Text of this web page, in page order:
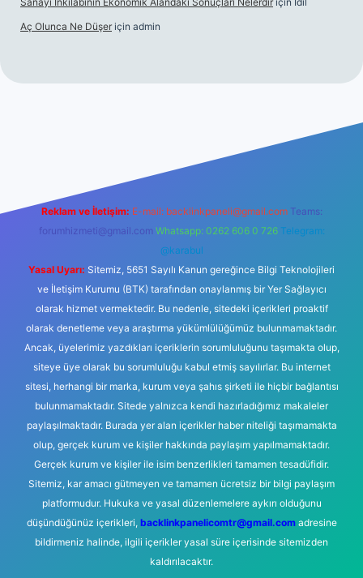
Aç Olunca Ne Düşer için admin
Reklam ve İletişim: E-mail: backlinkpaneli@gmail.com Teams:
forumhizmeti@gmail.com Whatsapp: 0262 606 0 726 Telegram:
@karabul
Yasal Uyarı: Sitemiz, 5651 Sayılı Kanun gereğince Bilgi Teknolojileri
ve İletişim Kurumu (BTK) tarafından onaylanmış bir Yer Sağlayıcı
olarak hizmet vermektedir. Bu nedenle, sitedeki içerikleri proaktif
olarak denetleme veya araştırma yükümlülüğümüz bulunmamaktadır.
Ancak, üyelerimiz yazdıkları içeriklerin sorumluluğunu taşımakta olup,
siteye üye olarak bu sorumluluğu kabul etmiş sayılırlar. Bu internet
sitesi, herhangi bir marka, kurum veya şahıs şirketi ile hiçbir bağlantısı
bulunmamaktadır. Sitede yalnızca kendi hazırladığımız makaleler
paylaşılmaktadır. Burada yer alan içerikler haber niteliği taşımamakta
olup, gerçek kurum ve kişiler hakkında paylaşım yapılmamaktadır.
Gerçek kurum ve kişiler ile isim benzerlikleri tamamen tesadüfidir.
Sitemiz, kar amacı gütmeyen ve tamamen ücretsiz bir bilgi paylaşım
platformudur. Hukuka ve yasal düzenlemelere aykırı olduğunu
düşündüğünüz içerikleri, backlinkpanelicomtr@gmail.comadresine
bildirmeniz halinde, ilgili içerikler yasal süre içerisinde sitemizden
kaldırılacaktır.